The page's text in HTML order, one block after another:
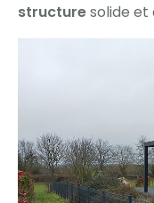
structuresolide et